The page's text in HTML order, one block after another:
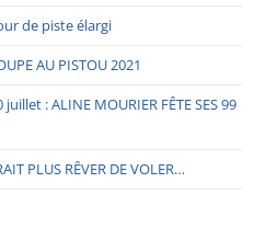
de piste élargi
AU PISTOU 2021
juillet : ALINE MOURIER FÊTE SES 99
PLUS RÊVER DE VOLER…